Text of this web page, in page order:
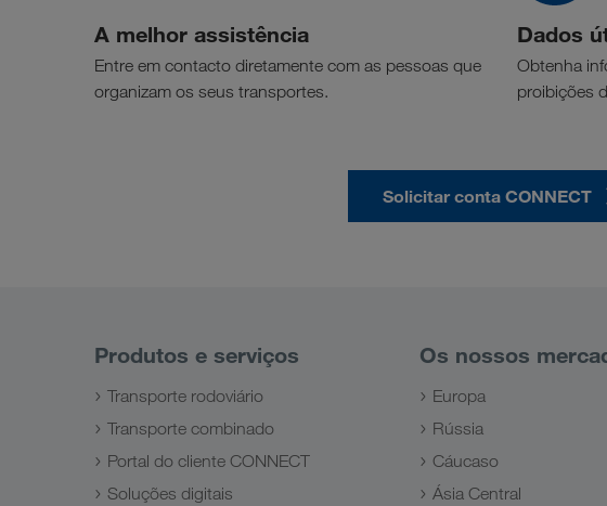
A melhor assistência
Entre em contacto diretamente com as pessoas que
organizam os seus transportes.
Dados
Obtenha
proibições
Solicitar conta CONNECT
Produtos e serviços
Transporte rodoviário
Transporte combinado
Portal do cliente CONNECT
Soluções digitais
Os nossos
Europa
Rússia
Cáucaso
Ásia Central